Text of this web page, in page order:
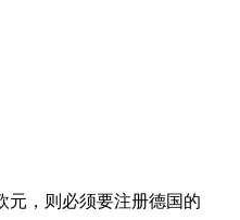
元，则必须要注册德国的